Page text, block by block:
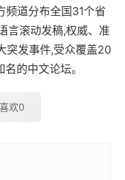
频道分布全国31个省
言滚动发稿,权威、准
突发事件,受众覆盖20
的中文论坛。
欢0